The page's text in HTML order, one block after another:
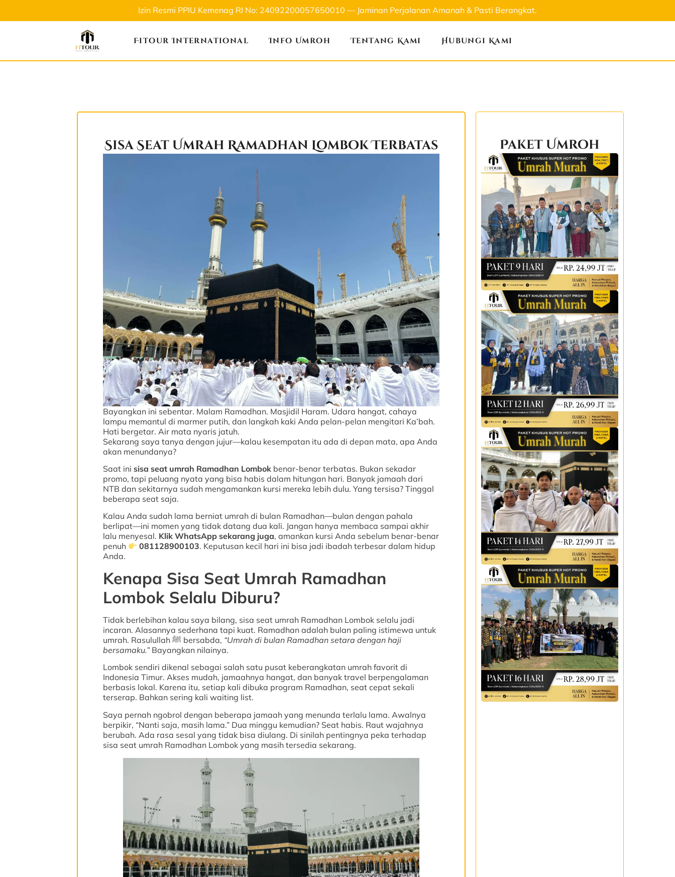
Izin Resmi PPIU Kemenag RI No: 24092200057650010 — Jaminan Perjalanan Amanah & Pasti Berangkat.
Fitour International Info Umroh Tentang Kami Hubungi Kami
Sisa Seat Umrah Ramadhan Lombok Terbatas
Bayangkan ini sebentar. Malam Ramadhan. Masjidil Haram. Udara hangat, cahaya
lampu memantul di marmer putih, dan langkah kaki Anda pelan-pelan mengitari Ka’bah.
Hati bergetar. Air mata nyaris jatuh.
Sekarang saya tanya dengan jujur—kalau kesempatan itu ada di depan mata, apa Anda
akan menundanya?
Saat ini sisa seat umrah Ramadhan Lombokbenar-benar terbatas. Bukan sekadar
promo, tapi peluang nyata yang bisa habis dalam hitungan hari. Banyak jamaah dari
NTB dan sekitarnya sudah mengamankan kursi mereka lebih dulu. Yang tersisa? Tinggal
beberapa seat saja.
Kalau Anda sudah lama berniat umrah di bulan Ramadhan—bulan dengan pahala
berlipat—ini momen yang tidak datang dua kali. Jangan hanya membaca sampai akhir
lalu menyesal. Klik WhatsApp sekarang juga, amankan kursi Anda sebelum benar-benar
penuh
081128900103. Keputusan kecil hari ini bisa jadi ibadah terbesar dalam hidup
Anda.
Kenapa Sisa Seat Umrah Ramadhan
Lombok Selalu Diburu?
Tidak berlebihan kalau saya bilang, sisa seat umrah Ramadhan Lombok selalu jadi
incaran. Alasannya sederhana tapi kuat. Ramadhan adalah bulan paling istimewa untuk
umrah. Rasulullah ﷺ bersabda, “Umrah di bulan Ramadhan setara dengan haji
bersamaku.”Bayangkan nilainya.
Lombok sendiri dikenal sebagai salah satu pusat keberangkatan umrah favorit di
Indonesia Timur. Akses mudah, jamaahnya hangat, dan banyak travel berpengalaman
berbasis lokal. Karena itu, setiap kali dibuka program Ramadhan, seat cepat sekali
terserap. Bahkan sering kali waiting list.
Saya pernah ngobrol dengan beberapa jamaah yang menunda terlalu lama. Awalnya
berpikir, “Nanti saja, masih lama.” Dua minggu kemudian? Seat habis. Raut wajahnya
berubah. Ada rasa sesal yang tidak bisa diulang. Di sinilah pentingnya peka terhadap
sisa seat umrah Ramadhan Lombok yang masih tersedia sekarang.
Paket Umroh